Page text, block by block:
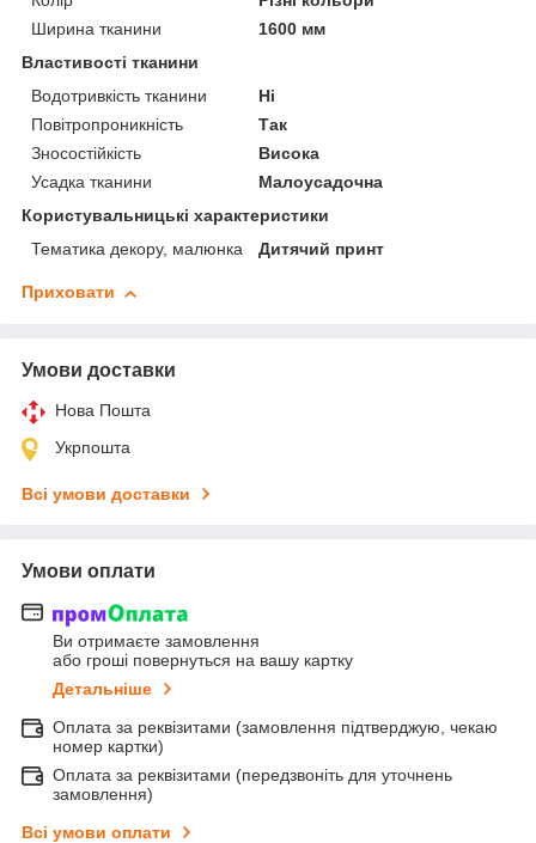
Ширина тканини
1600 мм
Властивості тканини
Водотривкість тканини
Ні
Повітропроникність
Так
Зносостійкість
Висока
Усадка тканини
Малоусадочна
Користувальницькі характеристики
Тематика декору, малюнка
Дитячий принт
Приховати
Умови доставки
Нова Пошта
Укрпошта
Всі умови доставки
Умови оплати
Ви отримаєте замовлення
або гроші повернуться на вашу картку
Детальніше
Оплата за реквізитами (замовлення підтверджую, чекаю
номер картки)
Оплата за реквізитами (передзвоніть для уточнень
замовлення)
Всі умови оплати